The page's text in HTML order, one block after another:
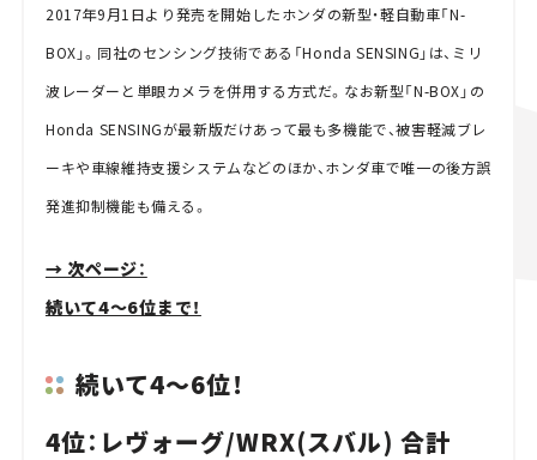
2017年9月1日より発売を開始したホンダの新型・軽自動車「N-
BOX」。同社のセンシング技術である「Honda SENSING」は、ミリ
波レーダーと単眼カメラを併用する方式だ。なお新型「N-BOX」の
Honda SENSINGが最新版だけあって最も多機能で、被害軽減ブレ
ーキや車線維持支援システムなどのほか、ホンダ車で唯一の後方誤
発進抑制機能も備える。
→ 次ページ：
続いて4～6位まで！
続いて4～6位！
4位：レヴォーグ/WRX(スバル) 合計